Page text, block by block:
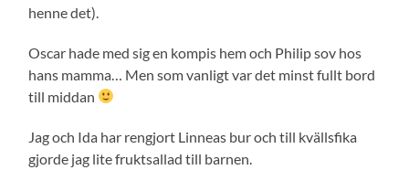
henne det).
Oscar hade med sig en kompis hem och Philip sov hos
hans mamma… Men som vanligt var det minst fullt bord
till middan
Jag och Ida har rengjort Linneas bur och till kvällsfika
gjorde jag lite fruktsallad till barnen.